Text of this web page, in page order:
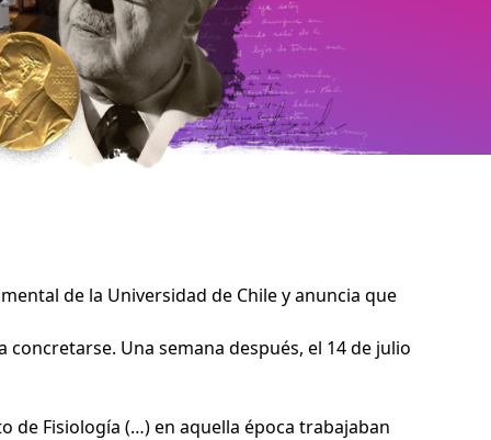
de la Universidad de Chile y anuncia que
Una semana después, el 14 de julio
de Fisiología (…) en aquella época trabajaban